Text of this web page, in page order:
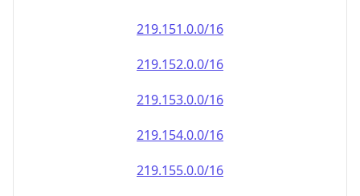
219.151.0.0/16
219.152.0.0/16
219.153.0.0/16
219.154.0.0/16
219.155.0.0/16